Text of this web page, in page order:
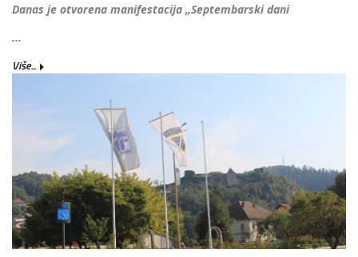
Danas je otvorena manifestacija „Septembarski dani
...
Više...